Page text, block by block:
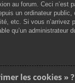
au forum. Ceci n’est
un ordinateur public,
etc. Si vous n’arrivez
qu’un administrateur
les cookies » ?